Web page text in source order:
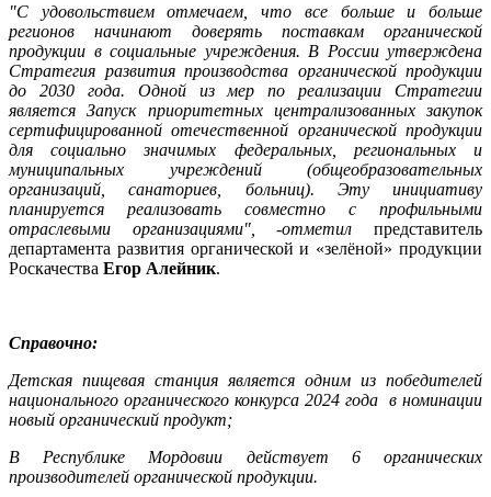
"С удовольствием отмечаем, что все больше и больше
регионов начинают доверять поставкам органической
продукции в социальные учреждения. В России утверждена
Стратегия развития производства органической продукции
до 2030 года. Одной из мер по реализации Стратегии
является Запуск приоритетных централизованных закупок
сертифицированной отечественной органической продукции
для социально значимых федеральных, региональных и
муниципальных учреждений (общеобразовательных
организаций, санаториев, больниц). Эту инициативу
планируется реализовать совместно с профильными
отраслевыми организациями", -отметил представитель
департамента развития органической и «зелёной» продукции
Роскачества Егор Алейник.
Справочно:
Детская пищевая станция является одним из победителей
национального органического конкурса 2024 года в номинации
новый органический продукт;
В Республике Мордовии действует 6 органических
производителей органической продукции.